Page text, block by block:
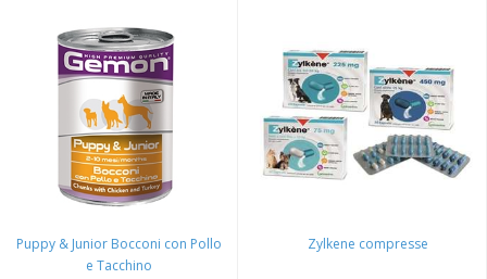
Puppy & Junior Bocconi con Pollo
e Tacchino
Zylkene compresse